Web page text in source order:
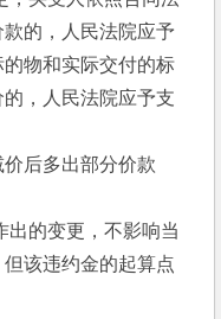
的，人民法院应予
物和实际交付的标
，人民法院应予支
后多出部分价款
出的变更，不影响当
该违约金的起算点